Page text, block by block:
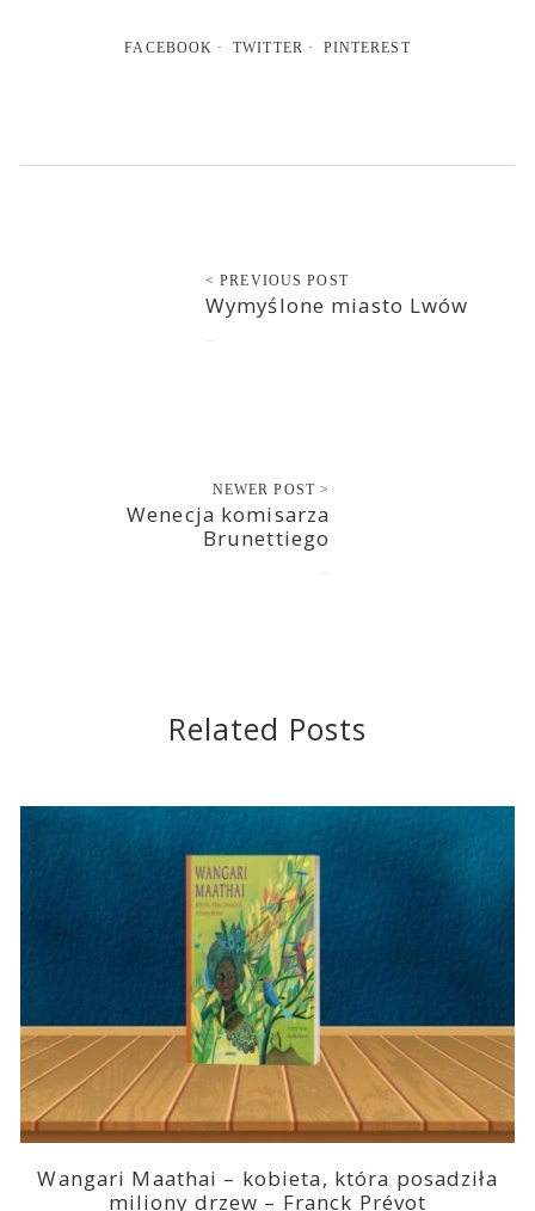
FACEBOOK TWITTER PINTEREST
< PREVIOUS POST
Wymyślone miasto Lwów
NEWER POST >
Wenecja komisarza
Brunettiego
Related Posts
Wangari Maathai – kobieta, która posadziła
miliony drzew – Franck Prévot